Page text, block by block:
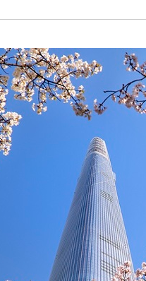
마감…나스닥 0.06%↓
주기 감사' 유병호 구속기소
돌파, 4053명 발생 1850명 사망
차가원 대표 구속 송치
원인은 멕시코산 할라피뇨"-- CDC
택사업장 끼임 사망 관련 압수수색
력' 중앙·서울·경기도 선관위 등 9
1423.8원
동반 강보합…1%대 상승 출발
상승한 807.62개장
환…1.09% 오른 6365.07 개장
미니버스 폭발.. 14명 부상, 3명은
39도 '폭염중대경보'